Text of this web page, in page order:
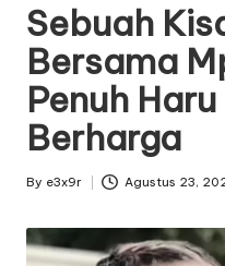
Sebuah
Bersama
Penuh
Berharga
Posted
By e3x9r Agustus 23,